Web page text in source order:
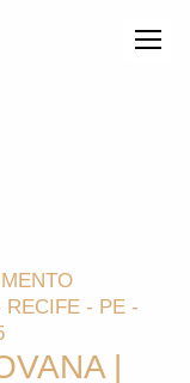
RECIFE - PE
|